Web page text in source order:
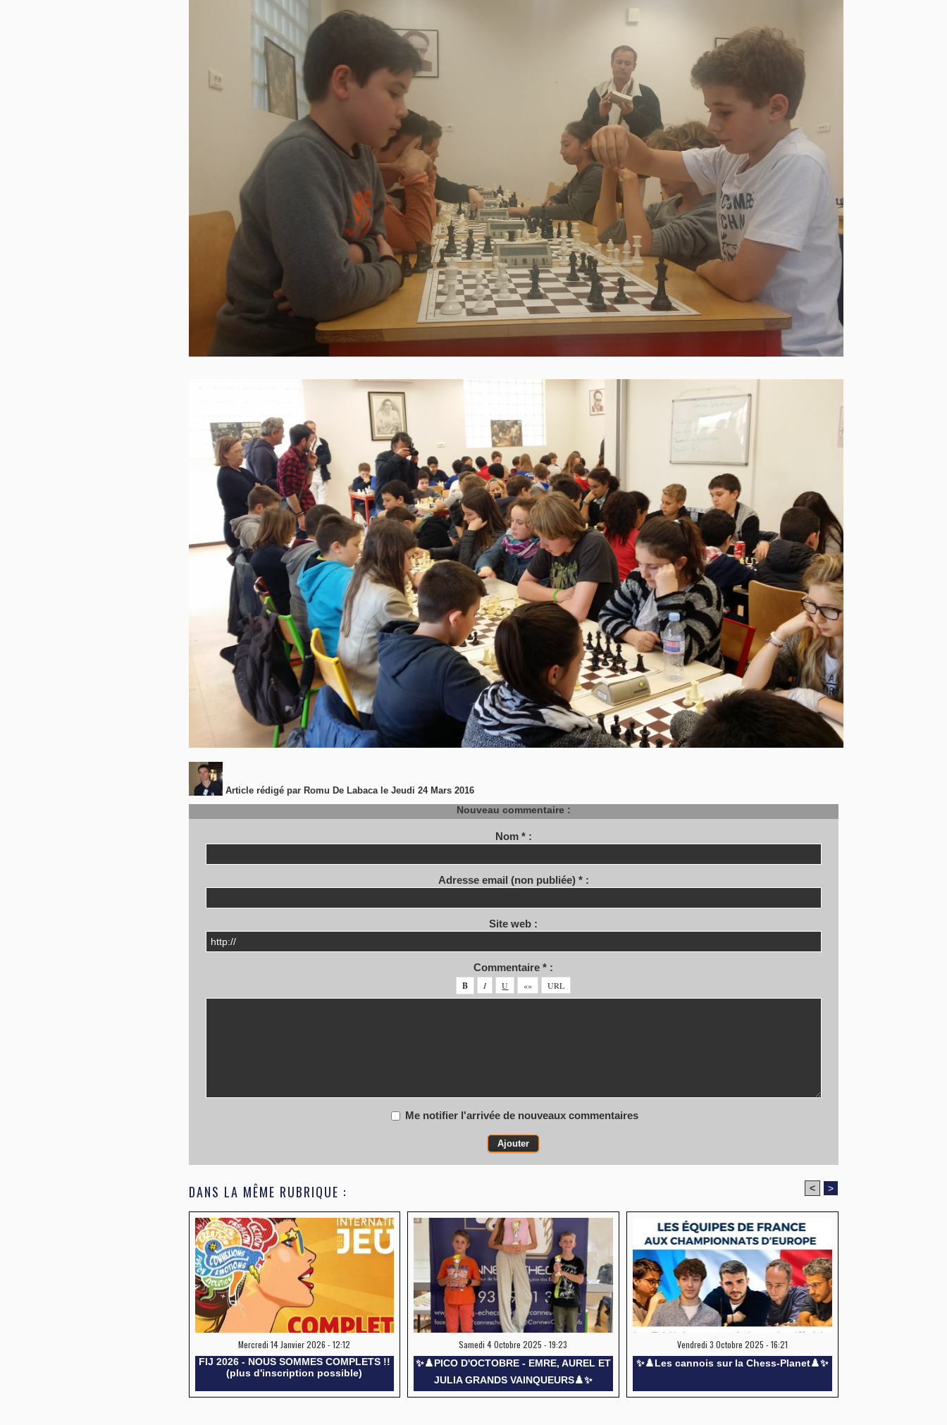
Article rédigé par Romu De Labaca le Jeudi 24 Mars 2016
Nouveau commentaire :
Nom * :
Adresse email (non publiée) * :
Site web :
Commentaire * :
Me notifier l'arrivée de nouveaux commentaires
DANS LA MÊME RUBRIQUE : < >
Mercredi 14 Janvier 2026 - 12:12
FIJ 2026 - NOUS SOMMES COMPLETS !!
(plus d'inscription possible)
Samedi 4 Octobre 2025 - 19:23
✨️♟️PICO D'OCTOBRE - EMRE, AUREL ET
JULIA GRANDS VAINQUEURS♟️✨️
Vendredi 3 Octobre 2025 - 16:21
✨️♟️Les cannois sur la Chess-Planet♟️✨️